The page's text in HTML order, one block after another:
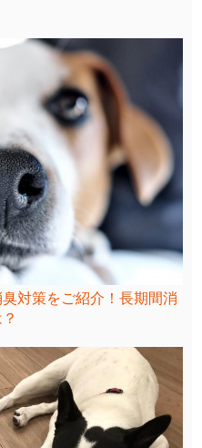
対策をご紹介！長期間消